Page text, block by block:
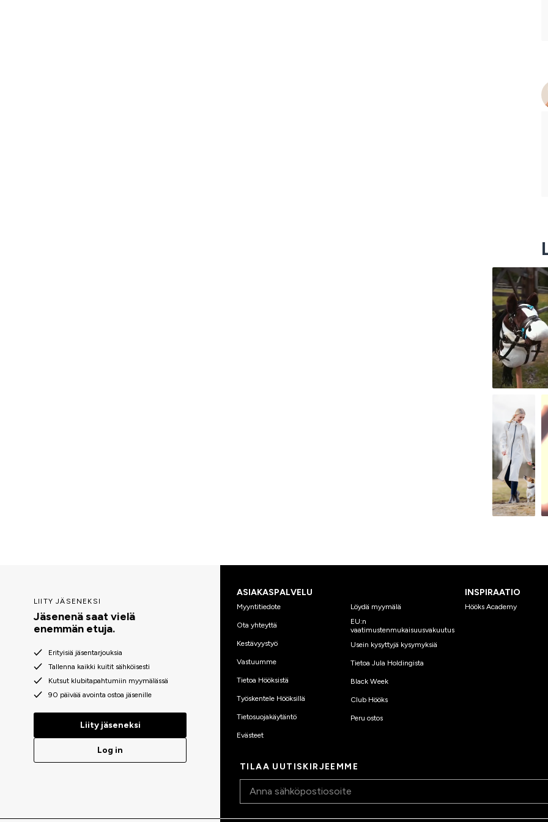
LIITY JÄSENEKSI
Jäsenenä saat vielä
enemmän etuja.
Erityisiä jäsentarjouksia
Tallenna kaikki kuitit sähköisesti
Kutsut klubitapahtumiin myymälässä
90 päivää avointa ostoa jäsenille
Liity jäseneksi
Log in
ASIAKASPALVELU
Myyntitiedote
Ota yhteyttä
Kestävyystyö
Vastuumme
Tietoa Hööksistä
Työskentele Hööksillä
Tietosuojakäytäntö
Evästeet
Löydä myymälä
EU:n
vaatimustenmukaisuusvakuutus
Usein kysyttyjä kysymyksiä
Tietoa Jula Holdingista
Black Week
Club Hööks
Peru ostos
INSPIRAATIO
Hööks Academy
TILAA UUTISKIRJEEMME